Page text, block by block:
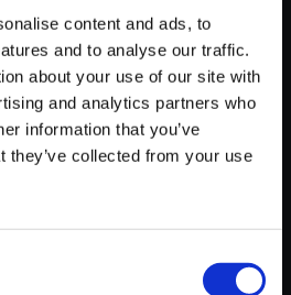
content and ads, to
and to analyse our traffic.
about your use of our site with
and analytics partners who
information that you’ve
they’ve collected from your use
単曲】Giant Attack Complet
円(税込)